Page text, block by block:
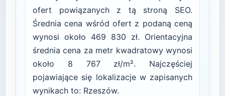
ofert powiązanych z tą stroną SEO.
Średnia cena wśród ofert z podaną ceną
wynosi około 469 830 zł. Orientacyjna
średnia cena za metr kwadratowy wynosi
około 8 767 zł/m². Najczęściej
pojawiające się lokalizacje w zapisanych
wynikach to: Rzeszów.